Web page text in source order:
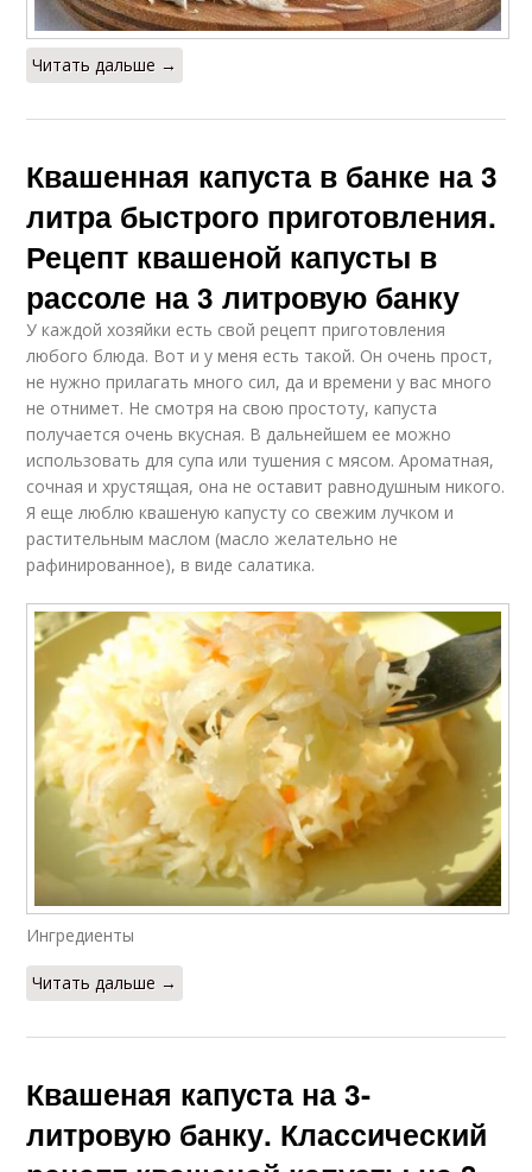
Читать дальше →
Квашенная капуста в банке на 3
литра быстрого приготовления.
Рецепт квашеной капусты в
рассоле на 3 литровую банку
У каждой хозяйки есть свой рецепт приготовления
любого блюда. Вот и у меня есть такой. Он очень прост,
не нужно прилагать много сил, да и времени у вас много
не отнимет. Не смотря на свою простоту, капуста
получается очень вкусная. В дальнейшем ее можно
использовать для супа или тушения с мясом. Ароматная,
сочная и хрустящая, она не оставит равнодушным никого.
Я еще люблю квашеную капусту со свежим лучком и
растительным маслом (масло желательно не
рафинированное), в виде салатика.
Ингредиенты
Читать дальше →
Квашеная капуста на 3-
литровую банку. Классический